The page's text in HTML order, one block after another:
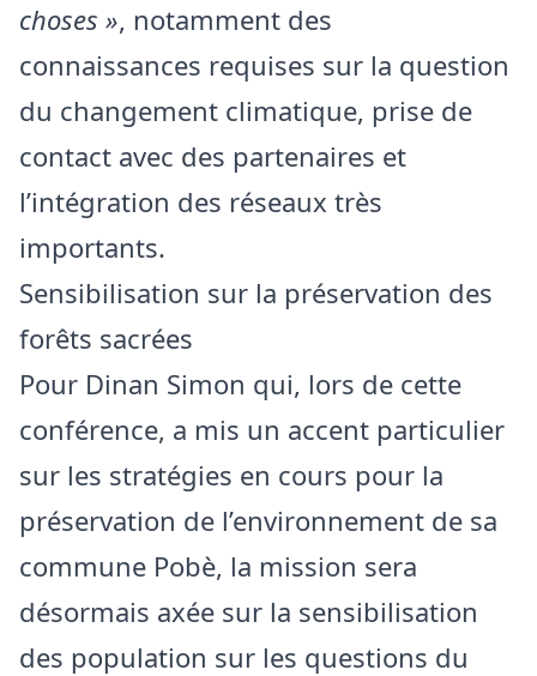
choses », notamment des
connaissances requises sur la question
du changement climatique, prise de
contact avec des partenaires et
l’intégration des réseaux très
importants.
Sensibilisation sur la préservation des
forêts sacrées
Pour Dinan Simon qui, lors de cette
conférence, a mis un accent particulier
sur les stratégies en cours pour la
préservation de l’environnement de sa
commune Pobè, la mission sera
désormais axée sur la sensibilisation
des population sur les questions du